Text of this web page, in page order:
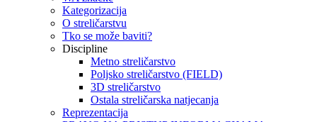
Kategorizacija
O streličarstvu
Tko se može baviti?
Discipline
Metno streličarstvo
Poljsko streličarstvo (FIELD)
3D streličarstvo
Ostala streličarska natjecanja
Reprezentacija